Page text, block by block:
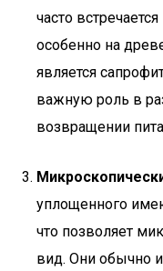
часто
особенно на
является
важную роль в
возвращении
уплощенного
что позволяет
вид. Они обычно